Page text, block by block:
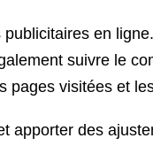
en
suivre le
pages visitées et
apporter des